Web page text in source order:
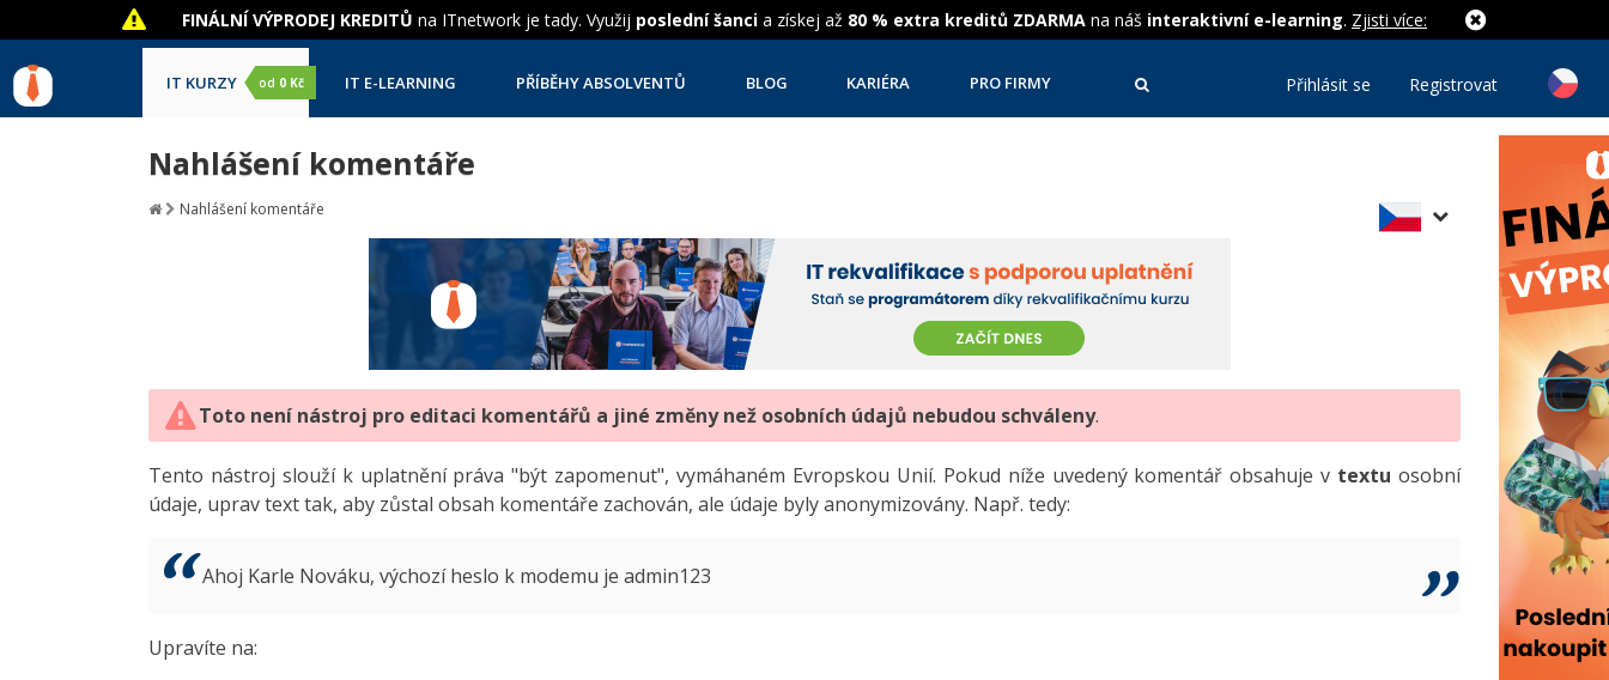
FINÁLNÍ VÝPRODEJ KREDITŮ na ITnetwork je tady. Využij poslední šanci a získej až 80 % extra kreditů ZDARMA na náš interaktivní e-learning. Zjisti více:
IT KURZY od 0 Kč IT E-LEARNING PŘÍBĚHY ABSOLVENTŮ BLOG KARIÉRA PRO FIRMY Přihlásit se Registrovat
Nahlášení komentáře
Nahlášení komentáře
Toto není nástroj pro editaci komentářů a jiné změny než osobních údajů nebudou schváleny.
Tento nástroj slouží k uplatnění práva "být zapomenut", vymáhaném Evropskou Unií. Pokud níže uvedený komentář obsahuje v textu osobní
údaje, uprav text tak, aby zůstal obsah komentáře zachován, ale údaje byly anonymizovány. Např. tedy:
Ahoj Karle Nováku, výchozí heslo k modemu je admin123
Upravíte na: